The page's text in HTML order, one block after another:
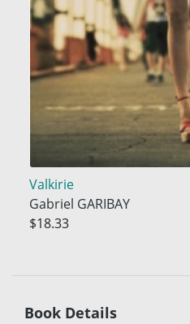
Valkirie
Gabriel GARIBAY
$18.33
Book Details